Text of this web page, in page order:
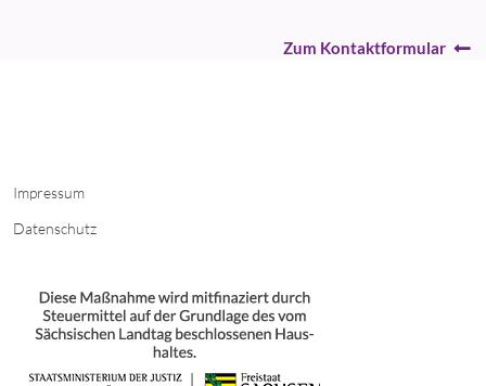
Zum Kontaktformular
Impressum
Datenschutz